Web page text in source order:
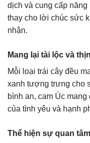
dịch và cung cấp
thay cho lời chúc sức
nhận.
Mang lại tài lộc và
Mỗi loại trái cây đều
xanh tượng trưng cho
bình an, cam Úc
của tình yêu và hạnh
Thể hiện sự quan